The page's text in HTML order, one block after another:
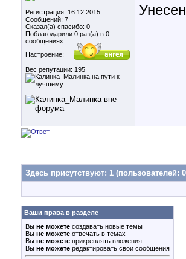
Регистрация: 16.12.2015
Сообщений: 7
Сказал(а) спасибо: 0
Поблагодарили 0 раз(а) в 0
сообщениях
Настроение:
Вес репутации: 195
Здесь присутствуют: 1 (пользователей:
Ваши права в разделе
Вы не можете создавать новые темы
Вы не можете отвечать в темах
Вы не можете прикреплять вложения
Вы не можете редактировать свои сообщения